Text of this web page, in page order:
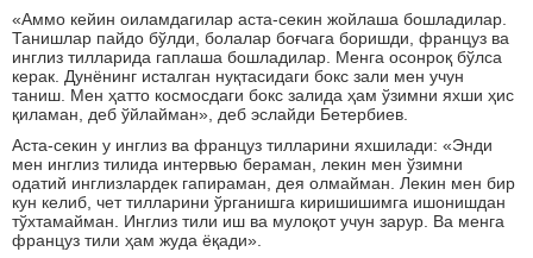
«Аммо кейин оиламдагилар аста-секин жойлаша бошладилар.
Танишлар пайдо бўлди, болалар боғчага боришди, француз ва
инглиз тилларида гаплаша бошладилар. Менга осонроқ бўлса
керак. Дунёнинг исталган нуқтасидаги бокс зали мен учун
таниш. Мен ҳатто космосдаги бокс залида ҳам ўзимни яхши ҳис
қиламан, деб ўйлайман», деб эслайди Бетербиев.
Аста-секин у инглиз ва француз тилларини яхшилади: «Энди
мен инглиз тилида интервью бераман, лекин мен ўзимни
одатий инглизлардек гапираман, дея олмайман. Лекин мен бир
кун келиб, чет тилларини ўрганишга киришишимга ишонишдан
тўхтамайман. Инглиз тили иш ва мулоқот учун зарур. Ва менга
француз тили ҳам жуда ёқади».